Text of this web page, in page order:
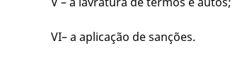
VI– a aplicação de sanções.